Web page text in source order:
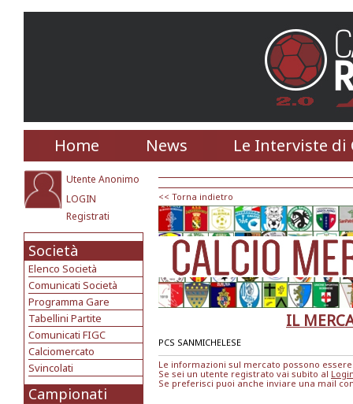
Home News Le Interviste di
Utente Anonimo
LOGIN
Registrati
Società
Elenco Società
Comunicati Società
Programma Gare
Tabellini Partite
Comunicati FIGC
Calciomercato
Svincolati
Campionati
<< Torna indietro
IL
PCS SANMICHELESE
Le informazioni sul mercato possono
Se sei un utente registrato vai subito al
Se preferisci puoi anche inviare una mail